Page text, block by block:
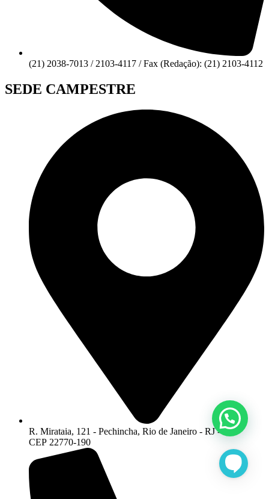
(21) 2038-7013 / 2103-4117 / Fax (Redação): (21) 2103-4112
SEDE CAMPESTRE
R. Mirataia, 121 - Pechincha, Rio de Janeiro - RJ -
CEP 22770-190